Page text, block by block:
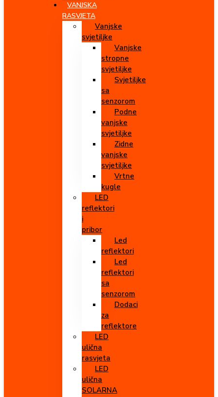
VANJSKA
RASVJETA
Vanjske
svjetiljke
Vanjske
stropne
svjetiljke
Svjetiljke
sa
senzorom
Podne
vanjske
svjetiljke
Zidne
vanjske
svjetiljke
Vrtne
kugle
LED
reflektori
i
pribor
Led
reflektori
Led
reflektori
sa
senzorom
Dodaci
za
reflektore
LED
ulična
rasvjeta
LED
ulična
SOLARNA